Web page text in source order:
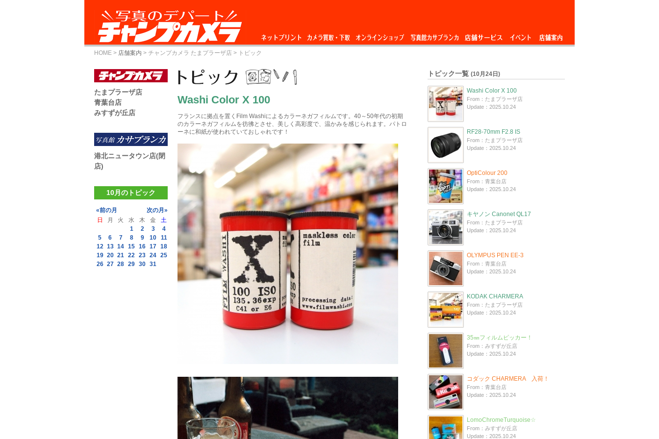
ネットプリント
カメラ買取・下
オンラインショップ 写真館カサブランカ 店舗サービス イベント 店舗案内
HOME > 店舗案内 > チャンプカメラ たまプラーザ店 > トピック
Washi Color X 100
フランスに拠点を置くFilm Washiによるカラーネガフィルムです。40～50年代の初期
のカラーネガフィルムを彷彿とさせ、美しく高彩度で、温かみを感じられます。パトロ
ーネに和紙が使われていておしゃれです！
たまプラーザ店
青葉台店
みすずが丘店
港北ニュータウン店(閉
店)
10月のトピック
«前の月
次の月»
日
月 火 水 木 金
土
1
2 3
4
5
6 7 8 9 10
11
12 13 14 15 16 17 18
19 20 21 22 23 24 25
26 27 28 29 30 31
トピック一覧 (10月24日)
Washi Color X 100
From：たまプラーザ店
Update：2025.10.24
RF28-70mm F2.8 IS
From：たまプラーザ店
Update：2025.10.24
OptiColour 200
From：青葉台店
Update：2025.10.24
キヤノン Canonet QL17
From：たまプラーザ店
Update：2025.10.24
OLYMPUS PEN EE-3
From：青葉台店
Update：2025.10.24
KODAK CHARMERA
From：たまプラーザ店
Update：2025.10.24
35㎜フィルムピッカー！
From：みすずが丘店
Update：2025.10.24
コダック CHARMERA 入荷！
From：青葉台店
Update：2025.10.24
LomoChromeTurquoise☆
From：みすずが丘店
Update：2025.10.24